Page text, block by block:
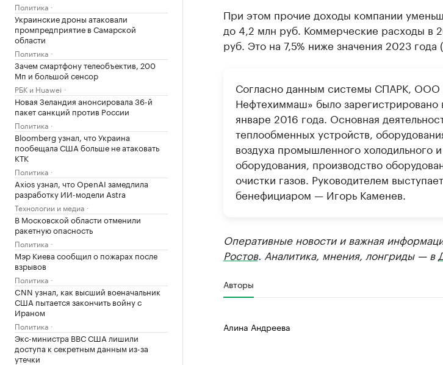
Политика
Украинские дроны атаковали
промпредприятие в Самарской
области
Политика
Зачем смартфону телеобъектив, 200
Мп и большой сенсор
РБК и Huawei
Новая Зеландия анонсировала 36-й
пакет санкций против России
Политика
Bloomberg узнал, что Украина
пообещала США больше не атаковать
КТК
Политика
Axios узнал, что OpenAI замедлила
разработку ИИ-модели Astra
Технологии и медиа
В Московской области отменили
ракетную опасность
Политика
Мэр Киева сообщил о пожарах после
взрывов
Политика
CNN узнал, как высший военачальник
США пытается закончить войну с
Ираном
Политика
Экс-министра ВВС США лишили
доступа к секретным данным из-за
утечки
При этом прочие доходы компании
до 4,2 млн руб. Коммерческие расходы в
руб. Это на 7,5% ниже значения 2023 года
Согласно данным системы СПАРК,
Нефтехиммаш» было зарегистрировано
январе 2016 года. Основная
теплообменных устройств,
воздуха промышленного холодильного
оборудования, производство
очистки газов. Руководителем
бенефициаром — Игорь Каменев.
Оперативные новости и важная
Ростов. Аналитика, мнения, лонгриды — в
Авторы
Алина Андреева